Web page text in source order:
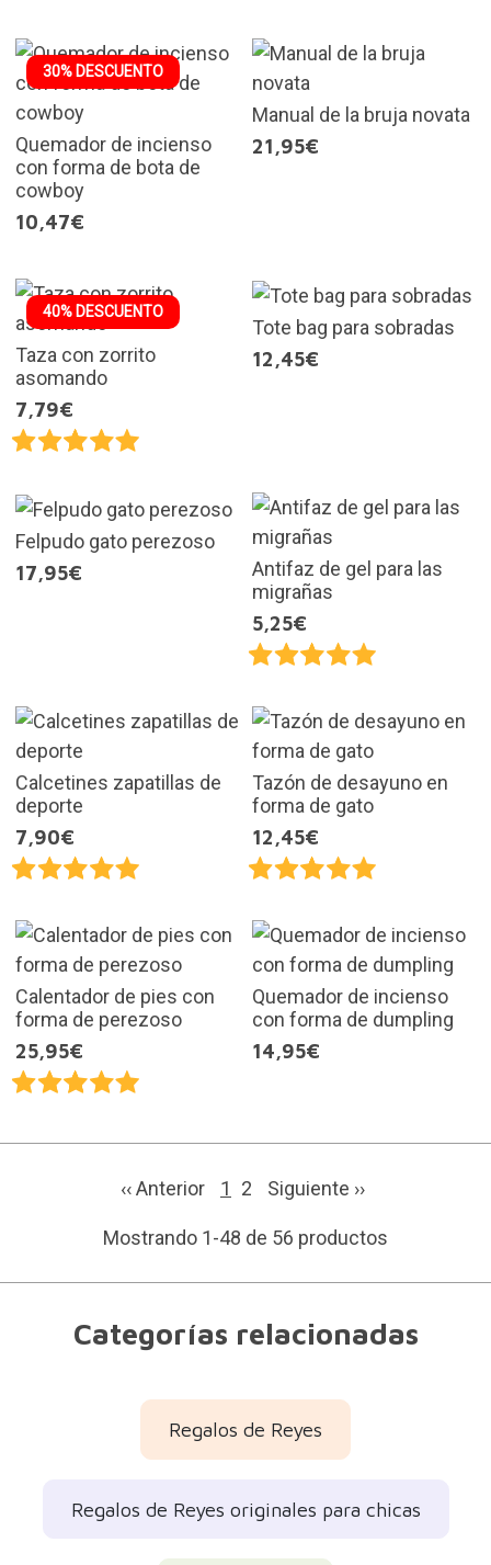
30% DESCUENTO
Quemador de incienso
con forma de bota de
cowboy
10,47€
Manual de la bruja novata
21,95€
40% DESCUENTO
Taza con zorrito
asomando
7,79€
Tote bag para sobradas
12,45€
Felpudo gato perezoso
17,95€
Antifaz de gel para las
migrañas
5,25€
Calcetines zapatillas de
deporte
7,90€
Tazón de desayuno en
forma de gato
12,45€
Calentador de pies con
forma de perezoso
25,95€
Quemador de incienso
con forma de dumpling
14,95€
‹‹ Anterior 1 2 Siguiente ››
Mostrando 1-48 de 56 productos
Categorías relacionadas
Regalos de Reyes
Regalos de Reyes originales para chicas